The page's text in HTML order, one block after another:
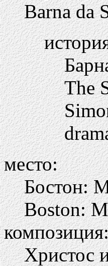
Barna da
The
место:
Бостон:
Boston:
Христос